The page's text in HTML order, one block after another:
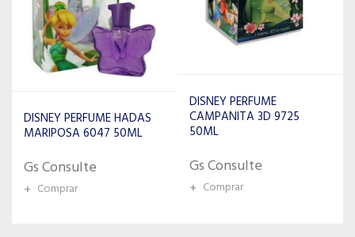
CAMPANITA 3D 9725
50ML
Gs Consulte
+ Comprar
DISNEY PERFUME
CENICIENTA 3D 1950 50ML